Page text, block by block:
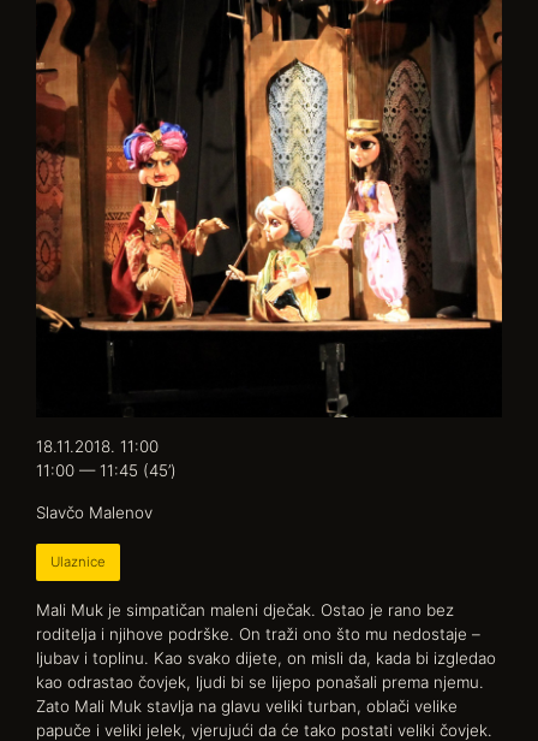
Mali Muk je simpatičan maleni dječak. Ostao je rano bez
roditelja i njihove podrške. On traži ono što mu nedostaje –
ljubav i toplinu. Kao svako dijete, on misli da, kada bi izgledao
kao odrastao čovjek, ljudi bi se lijepo ponašali prema njemu.
Zato Mali Muk stavlja na glavu veliki turban, oblači velike
papuče i veliki jelek, vjerujući da će tako postati veliki čovjek.
18.11.2018. 11:00
11:00 — 11:45 (45’)
Slavčo Malenov
Ulaznice